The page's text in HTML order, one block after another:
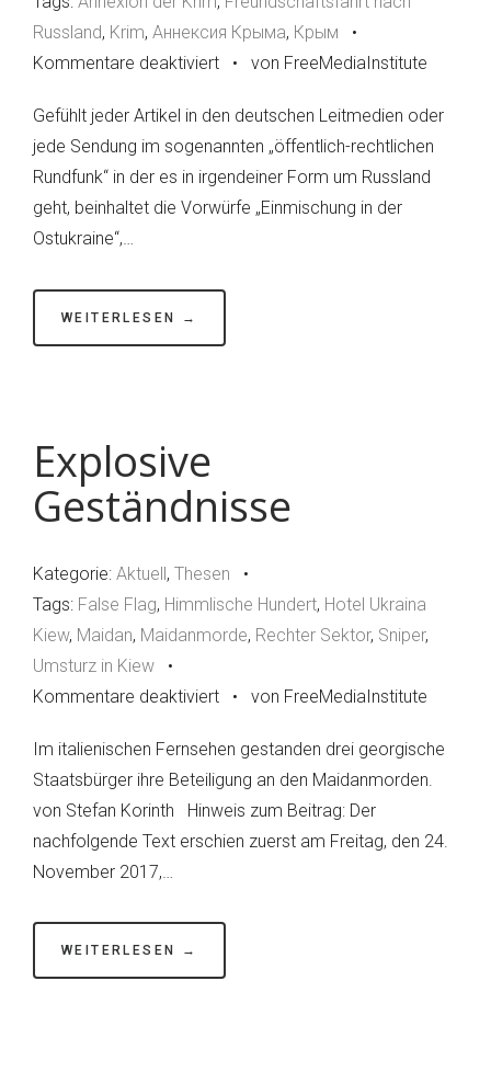
Russland, Krim, Аннексия Крыма, Крым •
Kommentare deaktiviert für
heisst
Freundschaft –
Mit
dem
• von FreeMediaInstitute
Gefühlt jeder Artikel in den deutschen Leitmedien oder
jede Sendung im sogenannten „öffentlich-rechtlichen
Rundfunk“ in der es in irgendeiner Form um Russland
geht, beinhaltet die Vorwürfe „Einmischung in der
Ostukraine“,…
WEITERLESEN →
Explosive
Geständnisse
Kategorie: Aktuell, Thesen •
Tags: False Flag, Himmlische Hundert, Hotel Ukraina
Kiew, Maidan, Maidanmorde, Rechter Sektor, Sniper,
Umsturz in Kiew •
Kommentare deaktiviert für
Geständnisse
• von FreeMediaInstitute
Im italienischen Fernsehen gestanden drei georgische
Staatsbürger ihre Beteiligung an den Maidanmorden.
von Stefan Korinth Hinweis zum Beitrag: Der
nachfolgende Text erschien zuerst am Freitag, den 24.
November 2017,…
WEITERLESEN →